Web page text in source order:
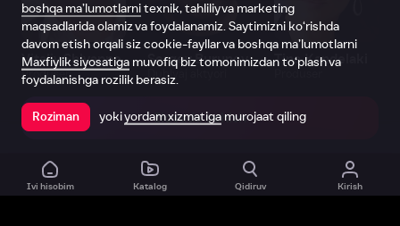
Vitaliy Shlyappo
Produser
Sergey Burunov
Dublyaj aktyori
Tina Kandelaki
Ilovada ochish
Ivi hisobim Katalog Qidiruv Kirish
boshqa ma’lumotlarnitexnik, tahliliy va marketing
maqsadlarida olamiz va foydalanamiz. Saytimizni ko‘rishda
davom etish orqali siz cookie-fayllar va boshqa ma’lumotlarni
Maxfiylik siyosatiga muvofiq biz tomonimizdan to‘plash va
foydalanishga rozilik berasiz.
Roziman yokiyordam xizmatiga murojaat qiling